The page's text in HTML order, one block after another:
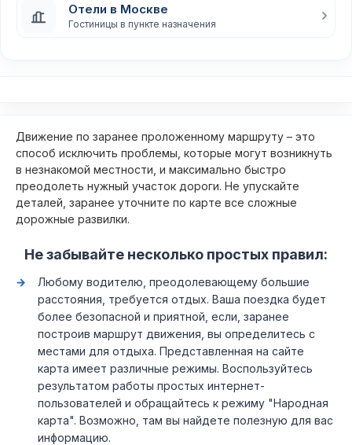
Отели в Москве
Гостиницы в пункте назначения
Движение по заранее проложенному маршруту – это
способ исключить проблемы, которые могут возникнуть
в незнакомой местности, и максимально быстро
преодолеть нужный участок дороги. Не упускайте
деталей, заранее уточните по карте все сложные
дорожные развилки.
Не забывайте несколько простых правил:
Любому водителю, преодолевающему большие
расстояния, требуется отдых. Ваша поездка будет
более безопасной и приятной, если, заранее
построив маршрут движения, вы определитесь с
местами для отдыха. Представленная на сайте
карта имеет различные режимы. Воспользуйтесь
результатом работы простых интернет-
пользователей и обращайтесь к режиму "Народная
карта". Возможно, там вы найдете полезную для вас
информацию.